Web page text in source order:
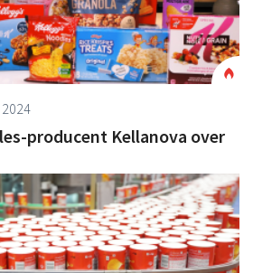
2024
producent Kellanova over